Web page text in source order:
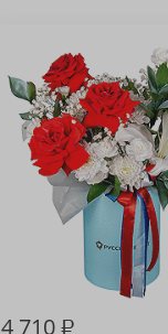
4 710₽